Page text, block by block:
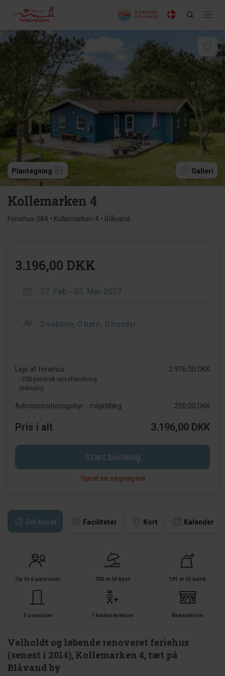
Plantegning Galleri
Kollemarken 4
Feriehus 084 • Kollemarken 4 • Blåvand
Om huset Faciliteter Kort Kalender
Op til 6 personer 700 m til kyst 191 m til butik
3 soverum 1 badeværelser Brændeovn
Velholdt og løbende renoveret feriehus
(senest i 2014), Kollemarken 4, tæt på
Blåvand by
3.196,00 DKK
Leje af feriehus
- Obligatorisk rejseforsikring
(Inklusiv)
2.976,00 DKK
Administrationsgebyr - miljøtillæg 220,00 DKK
Pris i alt 3.196,00 DKK
Start booking
Opret en søgeagent